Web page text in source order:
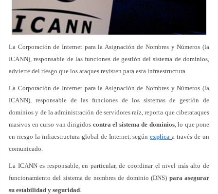
La Corporación de Internet para la Asignación de Nombres y Números (la
ICANN), responsable de las funciones de gestión del sistema de dominios,
advierte del riesgo que los ataques revisten para esta infraestructura.
La Corporación de Internet para la Asignación de Nombres y Números (la
ICANN), responsable de las funciones de los sistemas de gestión de
dominios y de la administración de servidores raíz, reporta que ciberataques
masivos en curso van dirigidos contra el sistema de dominios, lo que pone
en riesgo la infraestructura global de Internet, segúnexplica a través de un
comunicado.
La ICANN es responsable, en particular, de coordinar el nivel más alto de
funcionamiento del sistema de nombres de dominio (DNS) para asegurar
su estabilidad y seguridad.